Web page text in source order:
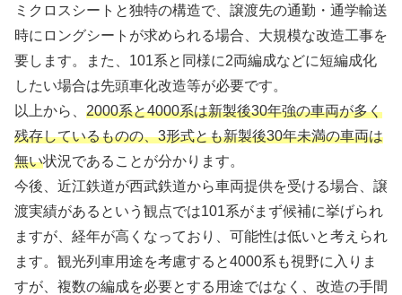
ミクロスシートと独特の構造で、譲渡先の通勤・通学輸送
時にロングシートが求められる場合、大規模な改造工事を
要します。また、101系と同様に2両編成などに短編成化
したい場合は先頭車化改造等が必要です。
以上から、 2000系と4000系は新製後30年強の車両が多く
残存しているものの、3形式とも新製後30年未満の車両は
無い状況であることが分かります。
今後、近江鉄道が西武鉄道から車両提供を受ける場合、譲
渡実績があるという観点では101系がまず候補に挙げられ
ますが、経年が高くなっており、可能性は低いと考えられ
ます。観光列車用途を考慮すると4000系も視野に入りま
すが、複数の編成を必要とする用途ではなく、改造の手間